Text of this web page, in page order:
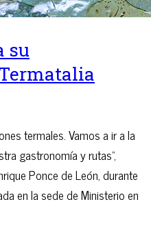
su
termales. Vamos a ir a la
gastronomía y rutas”,
Ponce de León, durante
en la sede de Ministerio en